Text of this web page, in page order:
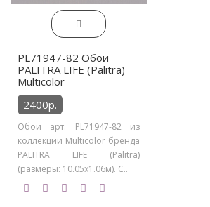
PL71947-82 Обои
PALITRA LIFE (Palitra)
Multicolor
2400р.
Обои арт. PL71947-82 из
коллекции Multicolor бренда
PALITRA LIFE (Palitra)
(размеры: 10.05х1.06м). С..